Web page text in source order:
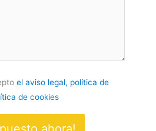
el aviso legal, política de
de cookies